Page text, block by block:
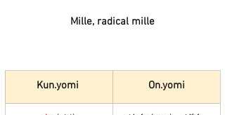
Mille, radical mille
Kun.yomi On.yomi